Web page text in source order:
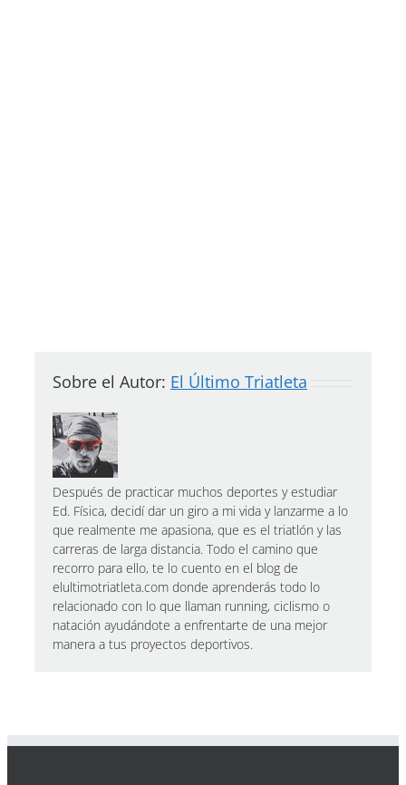
Sobre el Autor: El Último Triatleta
Después de practicar muchos deportes y estudiar
Ed. Física, decidí dar un giro a mi vida y lanzarme a lo
que realmente me apasiona, que es el triatlón y las
carreras de larga distancia. Todo el camino que
recorro para ello, te lo cuento en el blog de
elultimotriatleta.com donde aprenderás todo lo
relacionado con lo que llaman running, ciclismo o
natación ayudándote a enfrentarte de una mejor
manera a tus proyectos deportivos.